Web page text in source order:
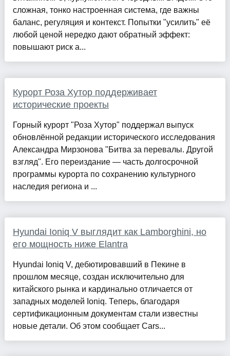
сложная, тонко настроенная система, где важны
баланс, регуляция и контекст. Попытки "усилить" её
любой ценой нередко дают обратный эффект:
повышают риск а...
Курорт Роза Хутор поддерживает
исторические проекты
Горный курорт "Роза Хутор" поддержал выпуск
обновлённой редакции исторического исследования
Александра Мирзонова "Битва за перевалы. Другой
взгляд". Его переиздание — часть долгосрочной
программы курорта по сохранению культурного
наследия региона и ...
Hyundai Ioniq V выглядит как Lamborghini, но
его мощность ниже Elantra
Hyundai Ioniq V, дебютировавший в Пекине в
прошлом месяце, создан исключительно для
китайского рынка и кардинально отличается от
западных моделей Ioniq. Теперь, благодаря
сертификационным документам стали известны
новые детали. Об этом сообщает Cars...